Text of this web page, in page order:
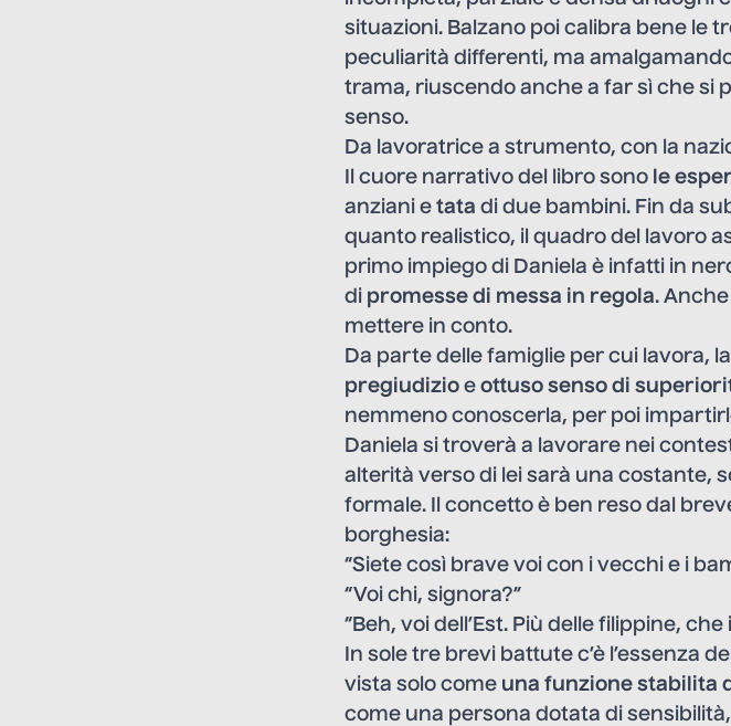
situazioni. Balzano poi calibra bene le
peculiarità differenti, ma
trama, riuscendo anche a far sì che si
senso.
Da lavoratrice a strumento, con la
Il cuore narrativo del libro sono le
anziani e tata di due bambini. Fin da
quanto realistico, il quadro del lavoro
primo impiego di Daniela è infatti in
di promesse di messa in regola.
mettere in conto.
Da parte delle famiglie per cui lavora,
pregiudizio e ottuso senso di
nemmeno conoscerla, per poi
Daniela si troverà a lavorare nei
alterità verso di lei sarà una costante,
formale. Il concetto è ben reso dal
borghesia:
“Siete così brave voi con i vecchi e i
“Voi chi, signora?”
“Beh, voi dell’Est. Più delle filippine,
In sole tre brevi battute c’è l’essenza
vista solo come una funzione stabilita
come una persona dotata di